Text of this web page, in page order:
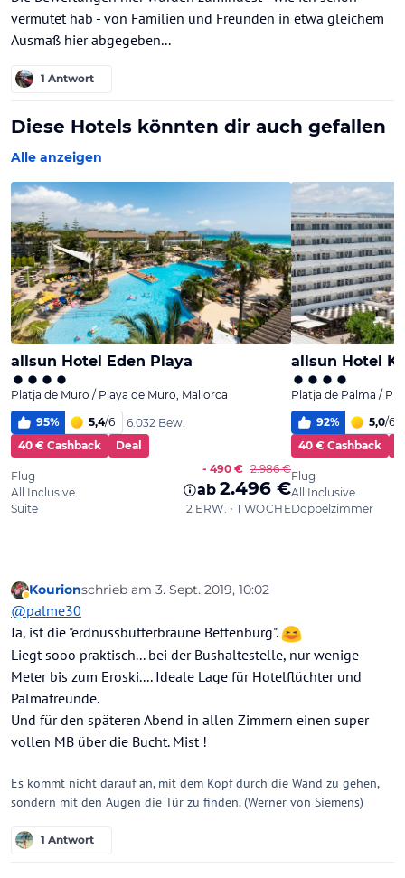
vermutet hab - von Familien und Freunden in etwa gleichem
Ausmaß hier abgegeben...
1 Antwort
Abwesend
Kourionschrieb am 3. Sept. 2019, 10:02
zuletzt editiert von Kourion9. März 2019, 10:03
@palme30
Ja, ist die "erdnussbutterbraune Bettenburg".
Liegt sooo praktisch... bei der Bushaltestelle, nur wenige
Meter bis zum Eroski.... Ideale Lage für Hotelflüchter und
Palmafreunde.
Und für den späteren Abend in allen Zimmern einen super
vollen MB über die Bucht. Mist !
Es kommt nicht darauf an, mit dem Kopf durch die Wand zu gehen,
sondern mit den Augen die Tür zu finden. (Werner von Siemens)
1 Antwort